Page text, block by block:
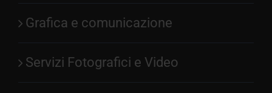
Grafica e comunicazione
Servizi Fotografici e Video